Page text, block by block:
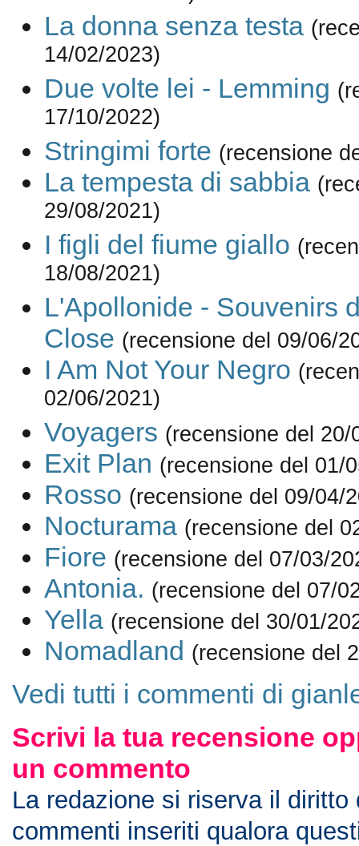
La donna senza testa
14/02/2023)
Due volte lei - Lemming
17/10/2022)
Stringimi forte (recensione
La tempesta di sabbia
29/08/2021)
I figli del fiume giallo
18/08/2021)
L'Apollonide - Souvenirs
Close (recensione del 09/06/
I Am Not Your Negro
02/06/2021)
Voyagers (recensione del 20/
Exit Plan (recensione del 01/
Rosso (recensione del 09/04/
Nocturama (recensione del
Fiore (recensione del 07/03/
Antonia. (recensione del 07/
Yella (recensione del 30/01/
Nomadland (recensione del
Vedi tutti i commenti di
Scrivi la tua recensione
un commento
La redazione si riserva il diritto
commenti inseriti qualora